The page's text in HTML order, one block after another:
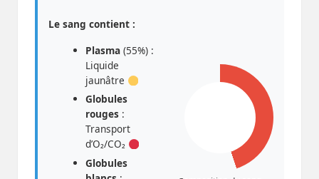
Le sang contient :
Plasma (55%) :
Liquide
jaunâtre
Globules
rouges :
Transport
d’O₂/CO₂
Globules